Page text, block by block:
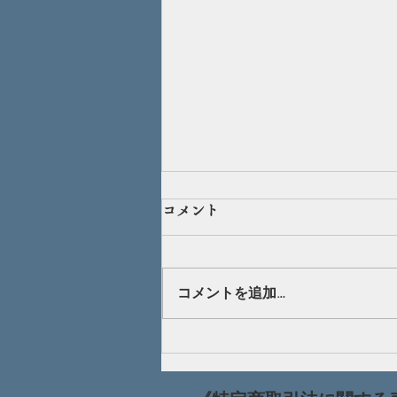
蜂蜜の使い方（応用編）
め！でも、蜂蜜買っても使い方が
わからない・・。 そんな声にお
だけだと思っていませんか？ た
とえばドレッシングやお料理に蜂
コメント
コメントを追加…